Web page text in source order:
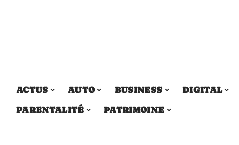
ACTUS AUTO BUSINESS DIGITAL
PARENTALITÉ
PATRIMOINE